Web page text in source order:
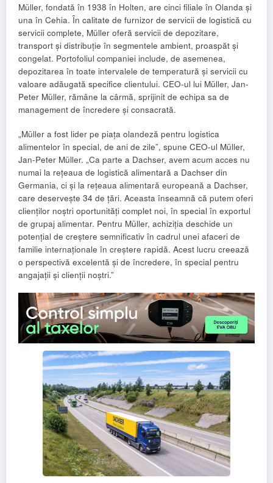
Müller, fondată în 1938 în Holten, are cinci filiale în Olanda și
una în Cehia. În calitate de furnizor de servicii de logistică cu
servicii complete, Müller oferă servicii de depozitare,
transport și distribuție în segmentele ambient, proaspăt și
congelat. Portofoliul companiei include, de asemenea,
depozitarea în toate intervalele de temperatură și servicii cu
valoare adăugată specifice clientului. CEO-ul lui Müller, Jan-
Peter Müller, rămâne la cârmă, sprijinit de echipa sa de
management de încredere și consacrată.
„Müller a fost lider pe piața olandeză pentru logistica
alimentelor în special, de ani de zile”, spune CEO-ul Müller,
Jan-Peter Müller. „Ca parte a Dachser, avem acum acces nu
numai la rețeaua de logistică alimentară a Dachser din
Germania, ci și la rețeaua alimentară europeană a Dachser,
care deservește 34 de țări. Aceasta înseamnă că putem oferi
clienților noștri oportunități complet noi, în special în exportul
de grupaj alimentar. Pentru Müller, achiziția deschide un
potențial de creștere semnificativ în cadrul unei afaceri de
familie internaționale în creștere rapidă. Acest lucru creează
o perspectivă excelentă și de încredere, în special pentru
angajații și clienții noștri.”